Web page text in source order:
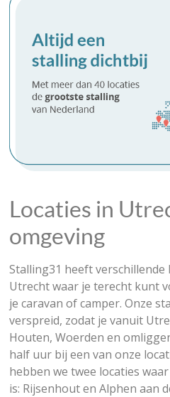
Locaties in
omgeving
Stalling31 heeft
Utrecht waar je terecht kunt
je caravan of camper. Onze
verspreid, zodat je vanuit
Houten, Woerden en
half uur bij een van onze
hebben we twee locaties
is: Rijsenhout en Alphen aan